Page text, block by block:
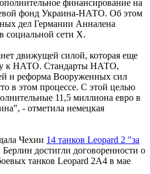
финансирование на
фонд Украина-НАТО. Об этом
дел Германии Анналена
социальной сети Х.
движущей силой, которая еще
к НАТО. Стандарты НАТО,
и реформа Вооруженных сил
в этом процессе. С этой целью
11,5 миллиона евро в
- отметила немецкая
Чехии 14 танков Leopard 2 "за
Берлин достигли договоренности о
танков Leopard 2A4 в мае